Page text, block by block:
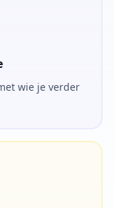
wie je verder